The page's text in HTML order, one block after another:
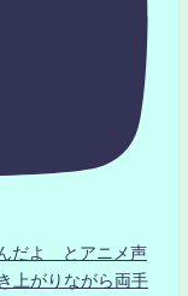
だよ とアニメ声
上がりながら両手